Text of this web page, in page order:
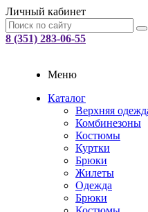
Личный кабинет
8 (351) 283-06-55
Меню
Каталог
Верхняя
Комбинезоны
Костюмы
Куртки
Брюки
Жилеты
Одежда
Брюки